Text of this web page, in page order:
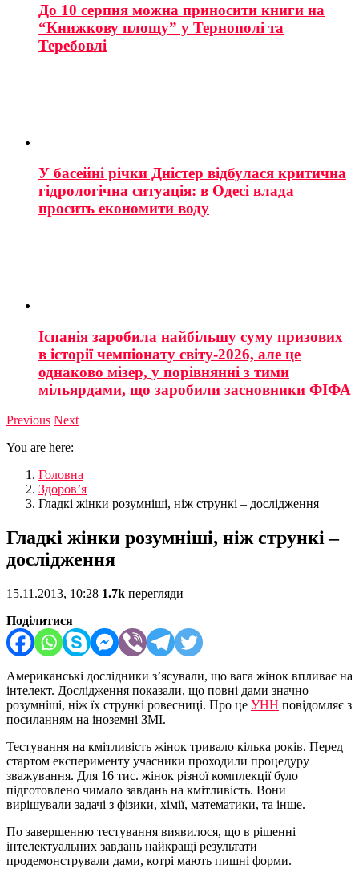
До 10 серпня можна приносити книги на
“Книжкову площу” у Тернополі та
Теребовлі
У басейні річки Дністер відбулася критична
гідрологічна ситуація: в Одесі влада
просить економити воду
Іспанія заробила найбільшу суму призових
в історії чемпіонату світу-2026, але це
однаково мізер, у порівнянні з тими
мільярдами, що заробили засновники ФІФА
Previous Next
You are here:
Головна
Здоров’я
Гладкі жінки розумніші, ніж стрункі – дослідження
Гладкі жінки розумніші, ніж стрункі –
дослідження
15.11.2013, 10:28 1.7k перегляди
Поділитися
Американські дослідники з’ясували, що вага жінок впливає на
інтелект. Дослідження показали, що повні дами значно
розумніші, ніж їх стрункі ровесниці. Про це УНН повідомляє з
посиланням на іноземні ЗМІ.
Тестування на кмітливість жінок тривало кілька років. Перед
стартом експерименту учасники проходили процедуру
зважування. Для 16 тис. жінок різної комплекції було
підготовлено чимало завдань на кмітливість. Вони
вирішували задачі з фізики, хімії, математики, та інше.
По завершенню тестування виявилося, що в рішенні
інтелектуальних завдань найкращі результати
продемонстрували дами, котрі мають пишні форми.